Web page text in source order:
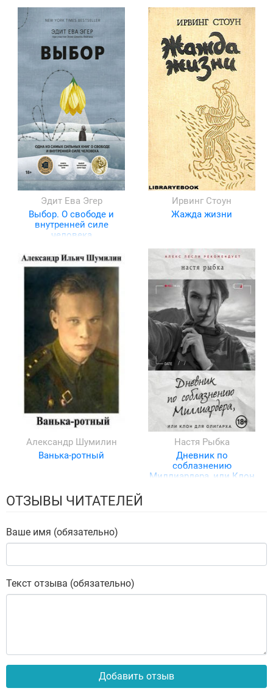
Эдит Ева Эгер
Выбор. О свободе и
внутренней силе
человека
Ирвинг Стоун
Жажда жизни
Александр Шумилин
Ванька-ротный
Настя Рыбка
Дневник по
соблазнению
Миллиардера, или Клон
ОТЗЫВЫ ЧИТАТЕЛЕЙ
Ваше имя (обязательно)
Текст отзыва (обязательно)
Добавить отзыв